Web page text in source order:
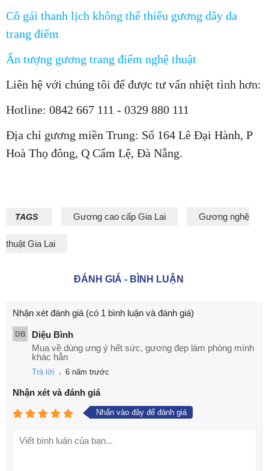
Cô gái thanh lịch không thể thiếu gương dây da
trang điểm
Ấn tượng gương trang điểm nghệ thuật
Liên hệ với chúng tôi để được tư vấn nhiệt tình hơn:
Hotline: 0842 667 111 - 0329 880 111
Địa chỉ gương miền Trung: Số 164 Lê Đại Hành, P
Hoà Thọ đông, Q Cẩm Lệ, Đà Nẵng.
TAGS Gương cao cấp Gia Lai Gương nghệ
thuật Gia Lai
ĐÁNH GIÁ - BÌNH LUẬN
Nhận xét đánh giá (có 1 bình luận và đánh giá)
DB
Diệu Bình
Mua về dùng ưng ý hết sức, gương đẹp làm phòng mình
khác hẳn
Trả lời . 6 năm trước
Nhận xét và đánh giá
Nhấn vào đây để đánh giá